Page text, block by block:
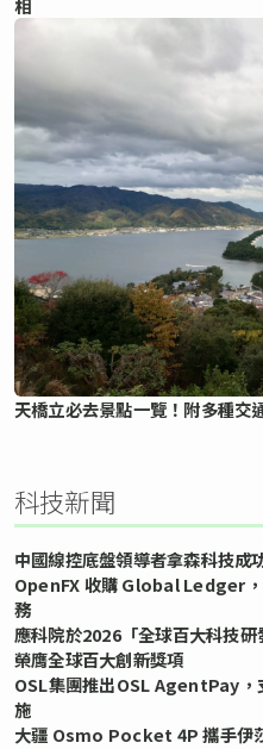
相
天橋立必去景點一覽！附多種交
科技新聞
中國線控底盤領導者拿森科技成
OpenFX 收購 Global Ledger
務
應科院於2026「全球百大科技
榮膺全球百大創新獎項
OSL集團推出OSL AgentPay，
施
大疆 Osmo Pocket 4P 攜手伊